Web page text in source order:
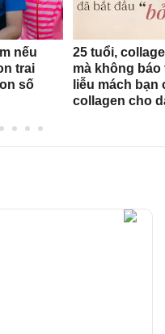
nếu
trai
số
25 tuổi,
mà không
liễu mách
collagen cho